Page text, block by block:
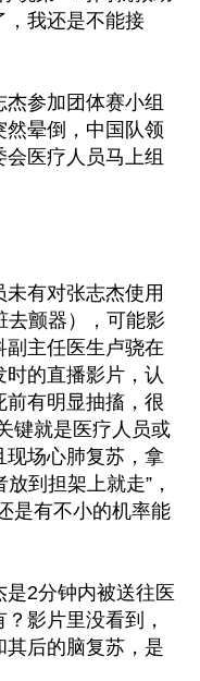
，我还是不能接
参加团体赛小组
晕倒，中国队领
医疗人员马上组
有对张志杰使用
去颤器），可能影
主任医生卢骁在
时的直播影片，认
前有明显抽搐，很
键就是医疗人员或
现场心肺复苏，拿
到担架上就走”，
是有不小的机率能
2分钟内被送往医
影片里没看到，
后的脑复苏，是